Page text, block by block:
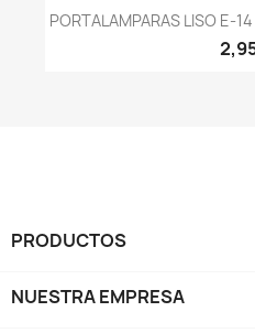
PORTALAMPARAS LISO E-
PRODUCTOS
NUESTRA EMPRESA